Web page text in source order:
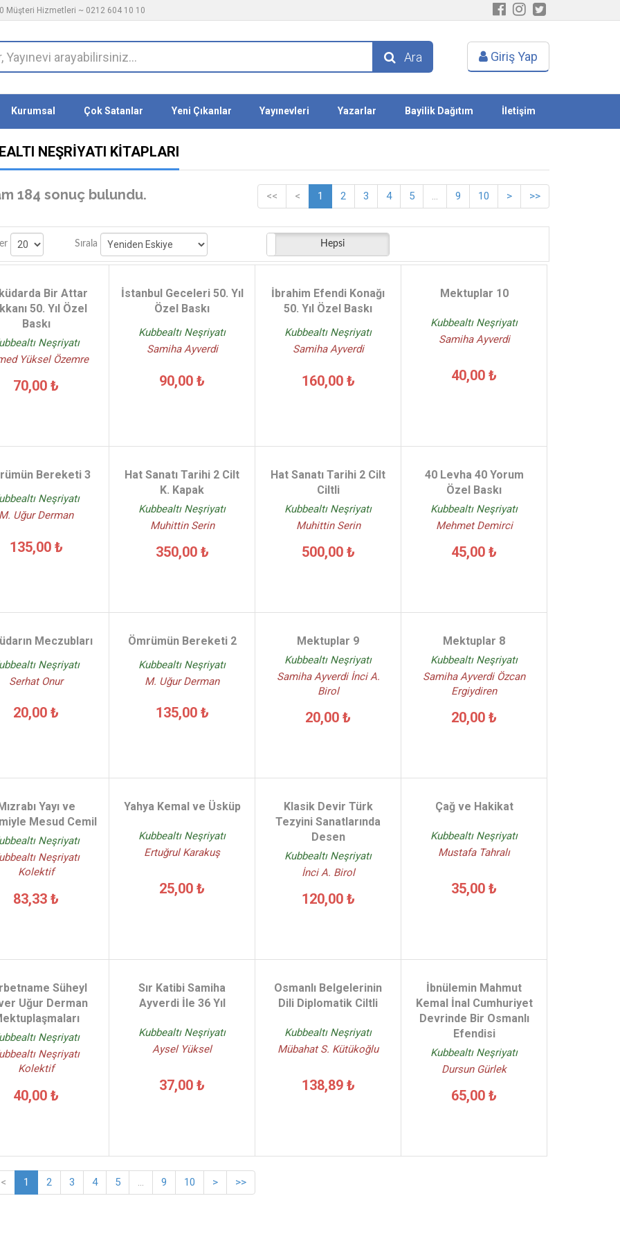
Müşteri Hizmetleri ~ 0212 604 10 10
Ara Giriş Yap
Kurumsal Çok Satanlar Yeni Çıkanlar Yayınevleri Yazarlar Bayilik Dağıtım İletişim
NEŞRIYATI KITAPLARI
184 sonuç bulundu. << < 1 2 3 4 5 ... 9 10 > >>
Sırala Stoktakiler Hepsi
Bir Attar
50. Yıl Özel
Baskı
Neşriyatı
Yüksel Özemre
70,00 ₺
İstanbul Geceleri 50. Yıl
Özel Baskı
Kubbealtı Neşriyatı
Samiha Ayverdi
90,00 ₺
İbrahim Efendi Konağı
50. Yıl Özel Baskı
Kubbealtı Neşriyatı
Samiha Ayverdi
160,00 ₺
Mektuplar 10
Kubbealtı Neşriyatı
Samiha Ayverdi
40,00 ₺
Bereketi 3
Neşriyatı
M. Uğur Derman
135,00 ₺
Hat Sanatı Tarihi 2 Cilt
K. Kapak
Kubbealtı Neşriyatı
Muhittin Serin
350,00 ₺
Hat Sanatı Tarihi 2 Cilt
Ciltli
Kubbealtı Neşriyatı
Muhittin Serin
500,00 ₺
40 Levha 40 Yorum
Özel Baskı
Kubbealtı Neşriyatı
Mehmet Demirci
45,00 ₺
Meczubları
Neşriyatı
Serhat Onur
20,00 ₺
Ömrümün Bereketi 2
Kubbealtı Neşriyatı
M. Uğur Derman
135,00 ₺
Mektuplar 9
Kubbealtı Neşriyatı
Samiha Ayverdi İnci A.
Birol
20,00 ₺
Mektuplar 8
Kubbealtı Neşriyatı
Samiha Ayverdi Özcan
Ergiydiren
20,00 ₺
Yayı ve
Mesud Cemil
Neşriyatı
Neşriyatı
Kolektif
83,33 ₺
Yahya Kemal ve Üsküp
Kubbealtı Neşriyatı
Ertuğrul Karakuş
25,00 ₺
Klasik Devir Türk
Tezyini Sanatlarında
Desen
Kubbealtı Neşriyatı
İnci A. Birol
120,00 ₺
Çağ ve Hakikat
Kubbealtı Neşriyatı
Mustafa Tahralı
35,00 ₺
Süheyl
Uğur Derman
Neşriyatı
Neşriyatı
Kolektif
40,00 ₺
Sır Katibi Samiha
Ayverdi İle 36 Yıl
Kubbealtı Neşriyatı
Aysel Yüksel
37,00 ₺
Osmanlı Belgelerinin
Dili Diplomatik Ciltli
Kubbealtı Neşriyatı
Mübahat S. Kütükoğlu
138,89 ₺
İbnülemin Mahmut
Kemal İnal Cumhuriyet
Devrinde Bir Osmanlı
Efendisi
Kubbealtı Neşriyatı
Dursun Gürlek
65,00 ₺
< 1 2 3 4 5 ... 9 10 > >>